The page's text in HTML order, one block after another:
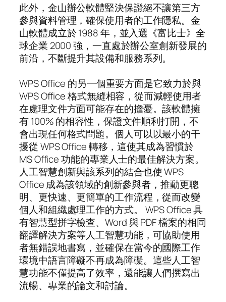
此外，金山辦公軟體堅決保證絕不讓第三方
參與資料管理，確保使用者的工作隱私。金
山軟體成立於 1988 年，並入選《富比士》全
球企業 2000 強，一直處於辦公室創新發展的
前沿，不斷提升其設備和服務系列。
WPS Office 的另一個重要方面是它致力於與
WPS Office 格式無縫相容，從而減輕使用者
在處理文件方面可能存在的擔憂。該軟體擁
有 100% 的相容性，保證文件順利打開，不
會出現任何格式問題。個人可以以最小的干
擾從 WPS Office 轉移，這使其成為習慣於
MS Office 功能的專業人士的最佳解決方案。
人工智慧創新與該系列的結合也使 WPS
Office 成為該領域的創新參與者，推動更聰
明、更快速、更簡單的工作流程，從而改變
個人和組織處理工作的方式。 WPS Office 具
有智慧型拼字檢查、Word 與 PDF 檔案的相同
翻譯解決方案等人工智慧功能，可協助使用
者無錯誤地書寫，並確保在當今的國際工作
環境中語言障礙不再成為障礙。這些人工智
慧功能不僅提高了效率，還能讓人們撰寫出
流暢、專業的論文和討論。